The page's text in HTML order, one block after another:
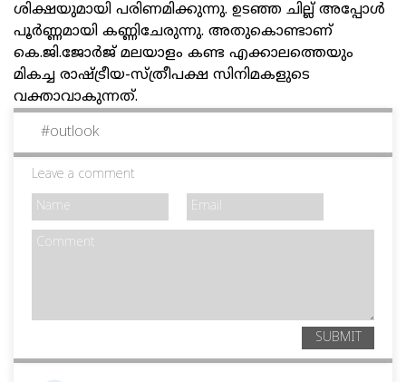
ശിക്ഷയുമായി പരിണമിക്കുന്നു. ഉടഞ്ഞ ചില്ല് അപ്പോള്‍
പൂര്‍ണ്ണമായി കണ്ണിചേരുന്നു. അതുകൊണ്ടാണ്
കെ.ജി.ജോര്‍ജ് മലയാളം കണ്ട എക്കാലത്തെയും
മികച്ച രാഷ്ട്രീയ-സ്ത്രീപക്ഷ സിനിമകളുടെ
വക്താവാകുന്നത്.
#outlook
Leave a comment
SUBMIT